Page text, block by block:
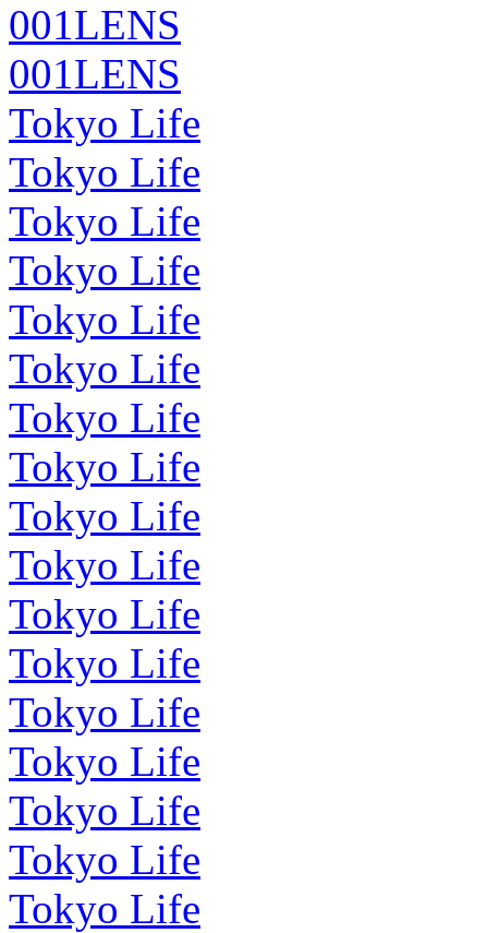
001LENS
001LENS
Tokyo Life
Tokyo Life
Tokyo Life
Tokyo Life
Tokyo Life
Tokyo Life
Tokyo Life
Tokyo Life
Tokyo Life
Tokyo Life
Tokyo Life
Tokyo Life
Tokyo Life
Tokyo Life
Tokyo Life
Tokyo Life
Tokyo Life